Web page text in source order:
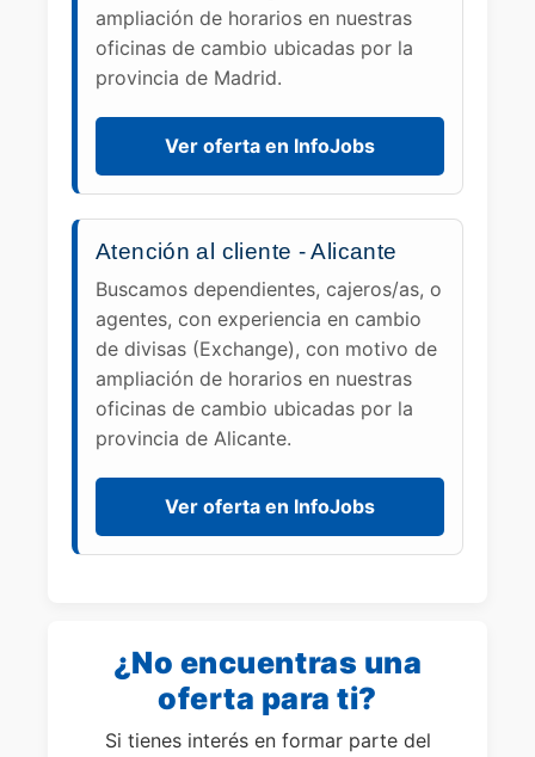
ampliación de horarios en nuestras
oficinas de cambio ubicadas por la
provincia de Madrid.
Ver oferta en InfoJobs
Atención al cliente - Alicante
Buscamos dependientes, cajeros/as, o
agentes, con experiencia en cambio
de divisas (Exchange), con motivo de
ampliación de horarios en nuestras
oficinas de cambio ubicadas por la
provincia de Alicante.
Ver oferta en InfoJobs
¿No encuentras una
oferta para ti?
Si tienes interés en formar parte del